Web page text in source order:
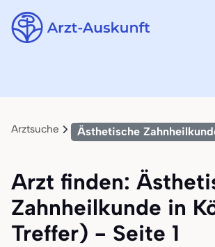
Arztsuche Ästhetische
Arzt finden:
Zahnheilkunde in
Treffer) - Seite 1